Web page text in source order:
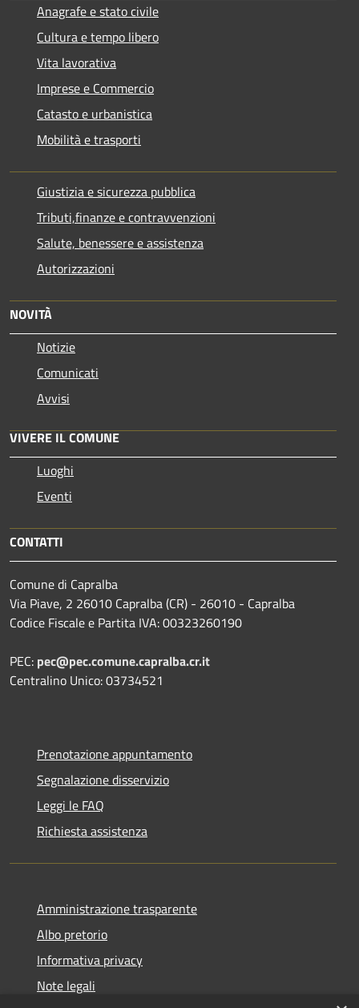
Anagrafe e stato civile
Cultura e tempo libero
Vita lavorativa
Imprese e Commercio
Catasto e urbanistica
Mobilità e trasporti
Giustizia e sicurezza pubblica
Tributi,finanze e contravvenzioni
Salute, benessere e assistenza
Autorizzazioni
NOVITÀ
Notizie
Comunicati
Avvisi
VIVERE IL COMUNE
Luoghi
Eventi
CONTATTI
Comune di Capralba
Via Piave, 2 26010 Capralba (CR) - 26010 - Capralba
Codice Fiscale e Partita IVA: 00323260190
PEC: pec@pec.comune.capralba.cr.it
Centralino Unico: 03734521
Prenotazione appuntamento
Segnalazione disservizio
Leggi le FAQ
Richiesta assistenza
Amministrazione trasparente
Albo pretorio
Informativa privacy
Note legali